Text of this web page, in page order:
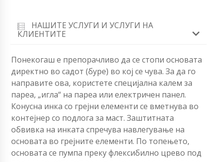
НАШИТЕ УСЛУГИ И УСЛУГИ НА
КЛИЕНТИТЕ
Понекогаш е препорачливо да се стопи основата
директно во садот (буре) во кој се чува. За да го
направите ова, користете специјална калем за
пареа, „игла“ на пареа или електричен панел.
Конусна инка со грејни елементи се вметнува во
контејнер со подлога за маст. Заштитната
обвивка на инката спречува навлегување на
основата во грејните елементи. По топењето,
основата се пумпа преку флексибилно црево под